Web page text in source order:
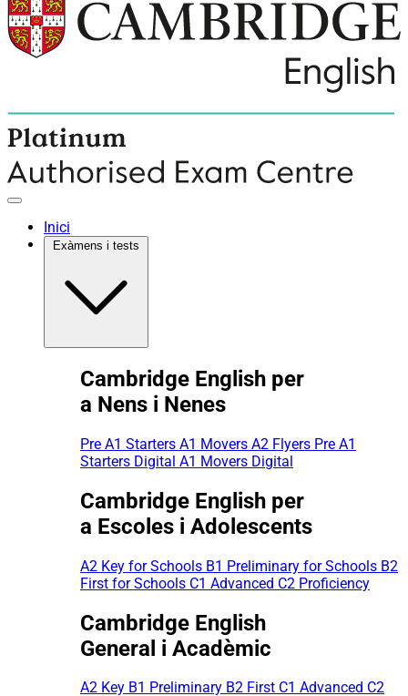
Inici
Cambridge English per
a Nens i Nenes
Pre A1 Starters A1 Movers A2 Flyers Pre A1
Starters Digital A1 Movers Digital
Cambridge English per
a Escoles i Adolescents
A2 Key for Schools B1 Preliminary for Schools B2
First for Schools C1 Advanced C2 Proficiency
Cambridge English
General i Acadèmic
A2 Key B1 Preliminary B2 First C1 Advanced C2